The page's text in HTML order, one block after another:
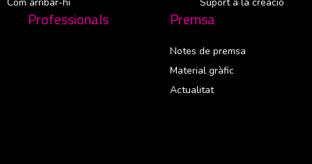
Professionals Premsa
Notes de premsa
Material gràfic
Actualitat